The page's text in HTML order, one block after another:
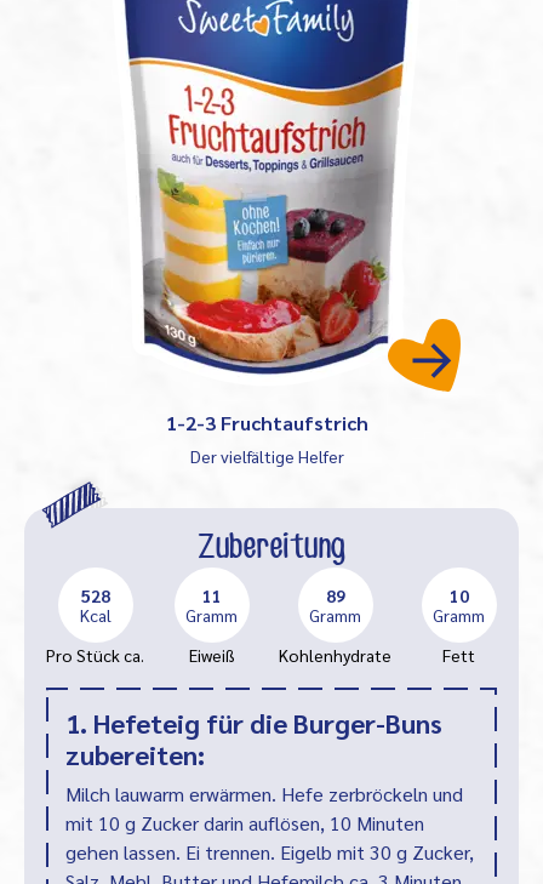
1-2-3 Fruchtaufstrich
Der vielfältige Helfer
Zubereitung
528
Kcal
Pro Stück ca.
11
Gramm
Eiweiß
89
Gramm
Kohlenhydrate
10
Gramm
Fett
1. Hefeteig für die Burger-Buns
zubereiten:
Milch lauwarm erwärmen. Hefe zerbröckeln und
mit 10 g Zucker darin auflösen, 10 Minuten
gehen lassen. Ei trennen. Eigelb mit 30 g Zucker,